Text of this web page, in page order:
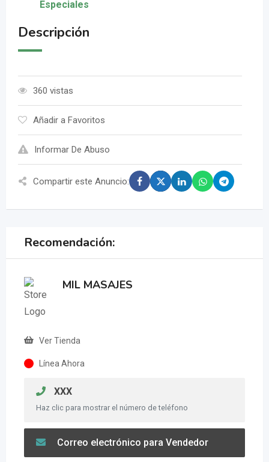
Especiales
Descripción
360 vistas
Añadir a Favoritos
Informar De Abuso
Compartir este Anuncio:
Recomendación:
MIL MASAJES
Ver Tienda
Línea Ahora
XXX
Haz clic para mostrar el número de teléfono
Correo electrónico para Vendedor